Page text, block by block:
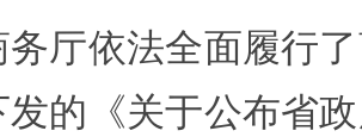
依法全面履行了
发的《关于公布省